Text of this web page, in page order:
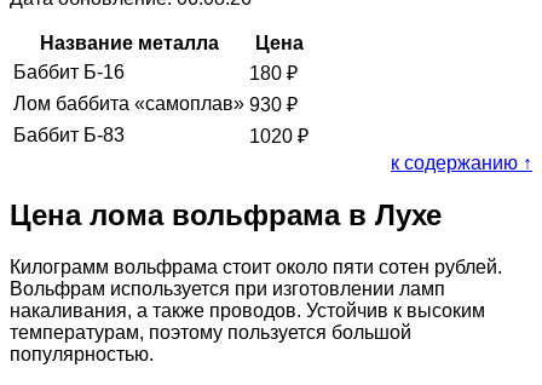
Название металла
Цена
Баббит Б-16
180 ₽
Лом баббита «самоплав» 930 ₽
Баббит Б-83
1020 ₽
к содержанию ↑
Цена лома вольфрама в Лухе
Килограмм вольфрама стоит около пяти сотен рублей.
Вольфрам используется при изготовлении ламп
накаливания, а также проводов. Устойчив к высоким
температурам, поэтому пользуется большой
популярностью.